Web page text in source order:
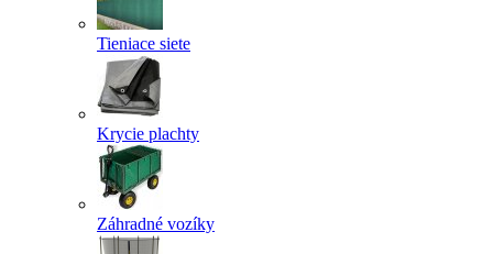
Tieniace siete
Krycie plachty
Záhradné vozíky